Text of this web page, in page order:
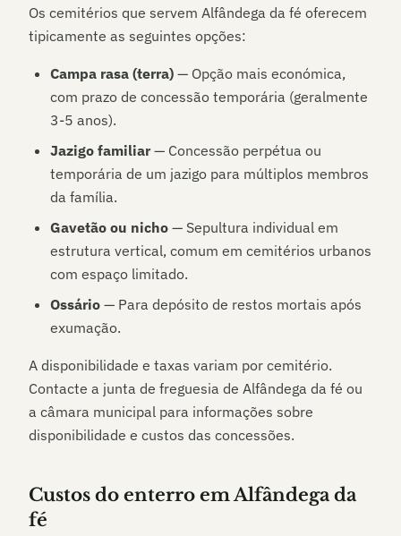
Os cemitérios que servem Alfândega da fé oferecem
tipicamente as seguintes opções:
Campa rasa (terra) — Opção mais económica,
com prazo de concessão temporária (geralmente
3-5 anos).
Jazigo familiar — Concessão perpétua ou
temporária de um jazigo para múltiplos membros
da família.
Gavetão ou nicho — Sepultura individual em
estrutura vertical, comum em cemitérios urbanos
com espaço limitado.
Ossário — Para depósito de restos mortais após
exumação.
A disponibilidade e taxas variam por cemitério.
Contacte a junta de freguesia de Alfândega da fé ou
a câmara municipal para informações sobre
disponibilidade e custos das concessões.
Custos do enterro emAlfândega da
fé